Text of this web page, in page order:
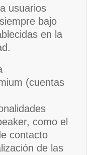
usuarios
bajo
en la
(cuentas
como el
contacto
de las